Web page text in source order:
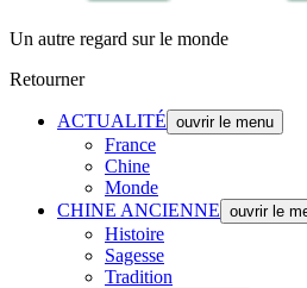
Un autre regard sur le monde
Retourner
ACTUALITÉ ouvrir le menu
France
Chine
Monde
CHINE ANCIENNE ouvrir le
Histoire
Sagesse
Tradition